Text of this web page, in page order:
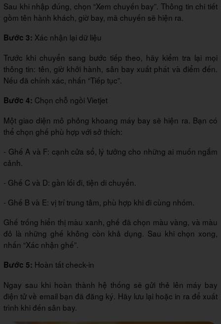
Sau khi nhập đúng, chọn “Xem chuyến bay”. Thông tin chi tiết
gồm tên hành khách, giờ bay, mã chuyến sẽ hiện ra.
Bước 3: Xác nhận lại dữ liệu
Trước khi chuyển sang bước tiếp theo, hãy kiểm tra lại mọi
thông tin: tên, giờ khởi hành, sân bay xuất phát và điểm đến.
Nếu đã chính xác, nhấn “Tiếp tục”.
Bước 4: Chọn chỗ ngồi Vietjet
Một giao diện mô phỏng khoang máy bay sẽ hiện ra. Bạn có
thể chọn ghế phù hợp với sở thích:
- Ghế A và F: cạnh cửa sổ, lý tưởng cho những ai muốn ngắm
cảnh.
- Ghế C và D: gần lối đi, tiện di chuyển.
- Ghế B và E: vị trí trung tâm, phù hợp khi đi cùng nhóm.
Ghế trống hiển thị màu xanh, ghế đã chọn màu vàng, và màu
đỏ là những ghế không còn khả dụng. Sau khi chọn xong,
nhấn “Xác nhận ghế”.
Bước 5: Hoàn tất check-in
Ngay sau khi hoàn thành hệ thống sẽ gửi thẻ lên máy bay
điện tử về email bạn đã đăng ký. Hãy lưu lại hoặc in ra để xuất
trình khi đến sân bay.